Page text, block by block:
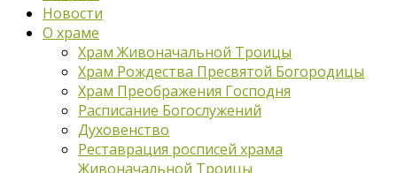
Новости
О храме
Храм Живоначальной Троицы
Храм Рождества Пресвятой Богородицы
Храм Преображения Господня
Расписание Богослужений
Духовенство
Реставрация росписей храма
Живоначальной Троицы